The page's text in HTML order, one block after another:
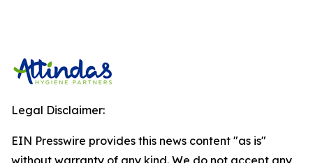
Legal Disclaimer:
EIN Presswire provides this news content "as is"
without warranty of any kind. We do not accept any